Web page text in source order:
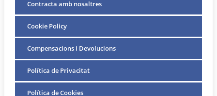
Contracta amb nosaltres
Cookie Policy
Compensacions i Devolucions
Política de Privacitat
Política de Cookies